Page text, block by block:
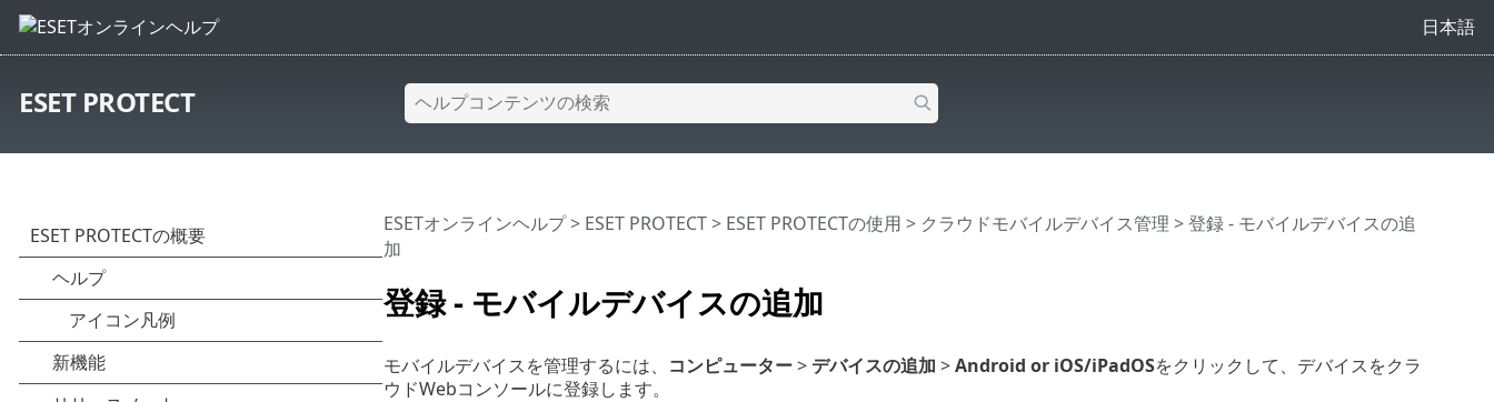
日本語
ESET PROTECT
登録 - モバイルデバイスの追加
ESETオンラインヘルプ> ESET PROTECT> ESET PROTECTの使用 > クラウドモバイルデバイス管理 > 登録 - モバイルデバイスの追
加
モバイルデバイスを管理するには、 コンピューター> デバイスの追加 >Android or iOS/iPadOSをクリックして、デバイスをクラ
ウドWebコンソールに登録します。